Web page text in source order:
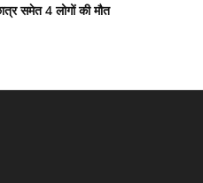
समेत 4 लोगों की मौत